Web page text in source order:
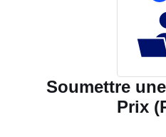
Soumettre
Prix